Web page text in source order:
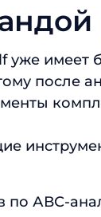
уже имеет
после
по АВС-